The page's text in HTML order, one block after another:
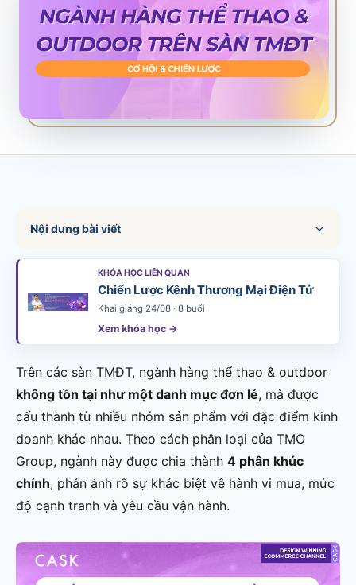
SALES & DISTRIBUTION
Modern Trade Key Account Management
Quản trị khách hàng trọng điểm kênh hiện đại
Design Winning Ecommerce Channel
Nội dung bài viết
KHÓA HỌC LIÊN QUAN
Chiến Lược Kênh Thương Mại Điện Tử
Khai giảng 24/08 · 8 buổi
Xem khóa học →
Trên các sàn TMĐT, ngành hàng thể thao & outdoor
không tồn tại như một danh mục đơn lẻ, mà được
cấu thành từ nhiều nhóm sản phẩm với đặc điểm kinh
doanh khác nhau. Theo cách phân loại của TMO
Group, ngành này được chia thành 4 phân khúc
chính, phản ánh rõ sự khác biệt về hành vi mua, mức
độ cạnh tranh và yêu cầu vận hành.